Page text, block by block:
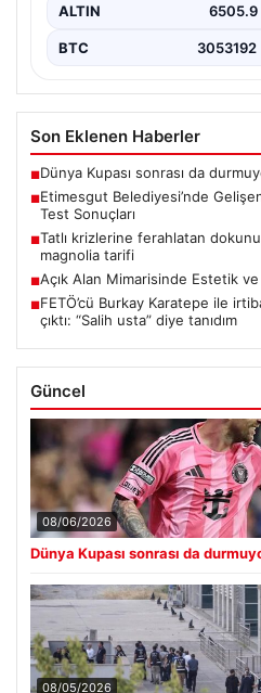
ALTIN 6505.9
BTC 3053192
Son Eklenen Haberler
■Dünya Kupası sonrası da
■Etimesgut Belediyesi’nde
Test Sonuçları
■Tatlı krizlerine ferahlatan
magnolia tarifi
■Açık Alan Mimarisinde Estetik
■FETÖ’cü Burkay Karatepe ile
çıktı: “Salih usta” diye tanıdım
Güncel
08/06/2026
Dünya Kupası sonrası da
08/05/2026